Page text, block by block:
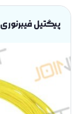
پیگتیل فیبرنوری LC-UPC SM 0.9mm G.657 1.5m 1 Colors